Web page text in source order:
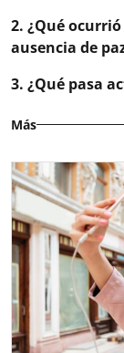
2. ¿Qué
ausencia de
3. ¿Qué pasa
Más